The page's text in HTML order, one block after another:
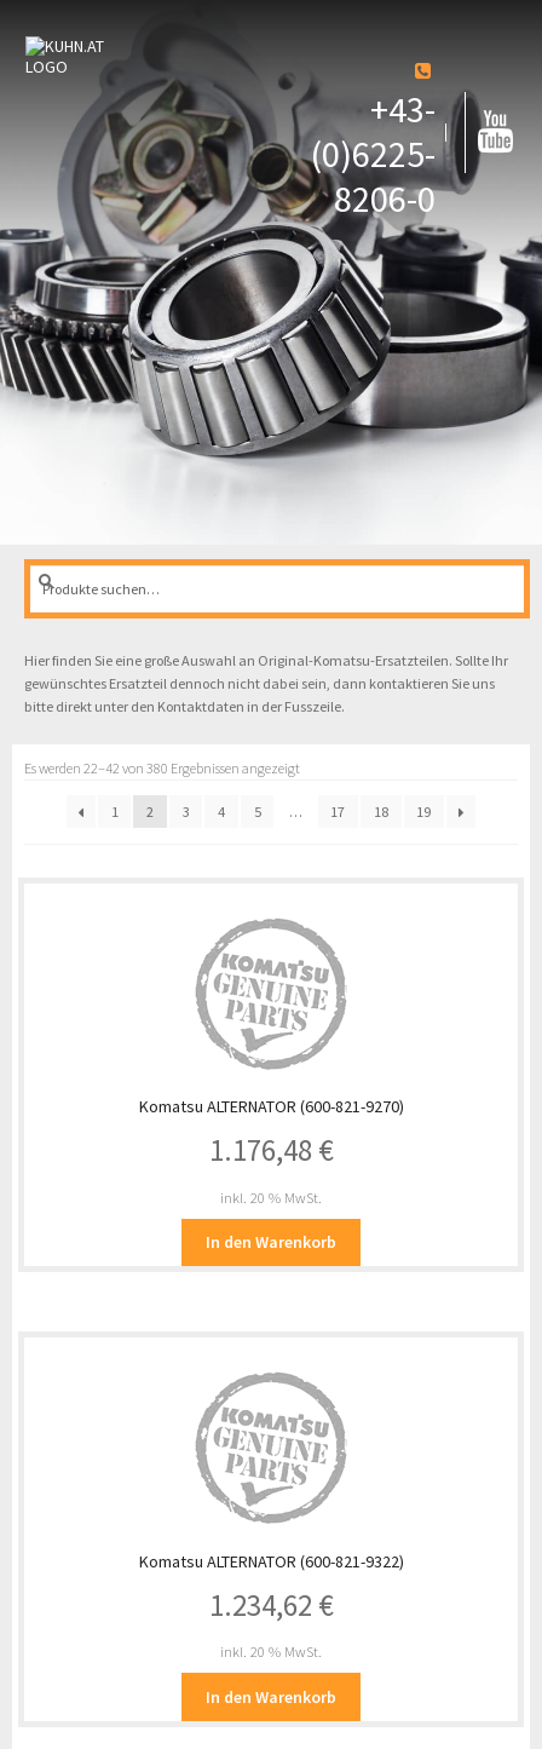
+43-
(0)6225-
8206-0
Suche
nach:
Suche
Hier finden Sie eine große Auswahl an Original-Komatsu-Ersatzteilen. Sollte Ihr
gewünschtes Ersatzteil dennoch nicht dabei sein, dann kontaktieren Sie uns
bitte direkt unter den Kontaktdaten in der Fusszeile.
Es werden 22–42 von 380 Ergebnissen angezeigt
1 2 3 4 5 … 17 18 19
Komatsu ALTERNATOR (600-821-9270)
1.176,48 €
inkl. 20 % MwSt.
In den Warenkorb
Komatsu ALTERNATOR (600-821-9322)
1.234,62 €
inkl. 20 % MwSt.
In den Warenkorb